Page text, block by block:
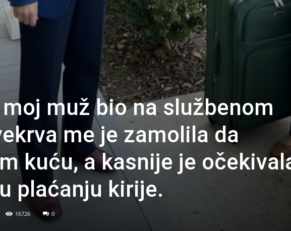
moj muž bio na službenom
me je zamolila da
kuću, a kasnije je
plaćanju kirije.
16726 0